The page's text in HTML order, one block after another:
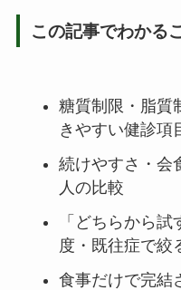
この記事でわかる
糖質制限・脂質
きやすい健診項
続けやすさ・会
人の比較
「どちらから
度・既往症で絞
食事だけで完結